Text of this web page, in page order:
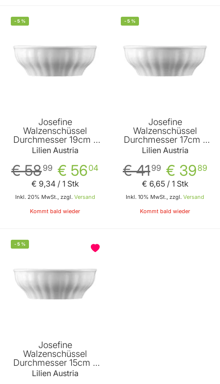
-5 %
Josefine
Walzenschüssel
Durchmesser 19cm -
6er Vorteilspack von
Lilien
Lilien Austria
€ 5604
€ 5899
Inkl. 20% MwSt., zzgl. Versand
€ 9,34/ 1 Stk
Kommt bald wieder
-5 %
Josefine
Walzenschüssel
Durchmesser 17cm -
6er Vorteilspack von
Lilien
Lilien Austria
€ 3989
€ 4199
Inkl. 10% MwSt., zzgl. Versand
€ 6,65/ 1 Stk
Kommt bald wieder
-5 %
Josefine
Walzenschüssel
Durchmesser 15cm -
6er Vorteilspack von
Lilien Austria